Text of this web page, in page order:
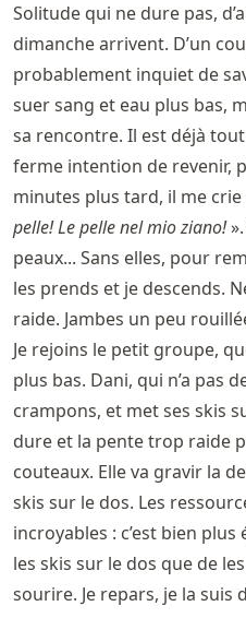
Solitude qui ne dure pas,
dimanche arrivent. D’un
probablement inquiet de
suer sang et eau plus bas,
sa rencontre. Il est déjà tout
ferme intention de revenir,
minutes plus tard, il me crie
pelle! Le pelle nel mio ziano!».
peaux... Sans elles, pour
les prends et je descends.
raide. Jambes un peu
Je rejoins le petit groupe,
plus bas. Dani, qui n’a pas
crampons, et met ses skis
dure et la pente trop raide
couteaux. Elle va gravir la
skis sur le dos. Les
incroyables : c’est bien
les skis sur le dos que de
sourire. Je repars, je la suis